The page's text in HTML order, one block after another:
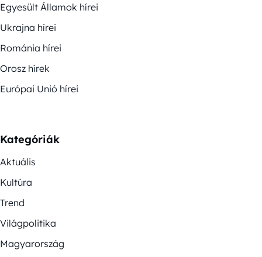
Egyesült Államok hírei
Ukrajna hírei
Románia hírei
Orosz hírek
Európai Unió hírei
Kategóriák
Aktuális
Kultúra
Trend
Világpolitika
Magyarország